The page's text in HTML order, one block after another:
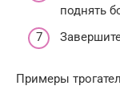
поднять
Примеры